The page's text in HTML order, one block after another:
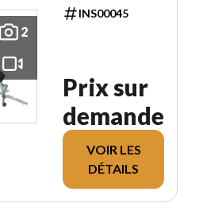
2
INS00045
Prix sur
demande
VOIR LES
DÉTAILS